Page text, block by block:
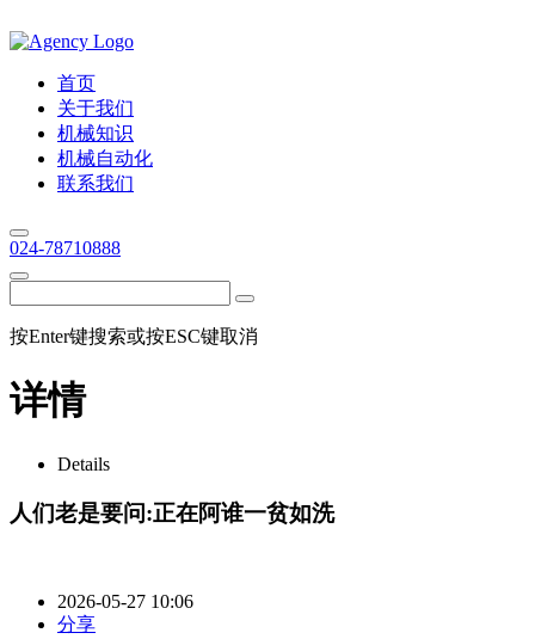
首页
关于我们
机械知识
机械自动化
联系我们
024-78710888
按Enter键搜索或按ESC键取消
详情
Details
人们老是要问:正在阿谁一贫如洗
2026-05-27 10:06
分享